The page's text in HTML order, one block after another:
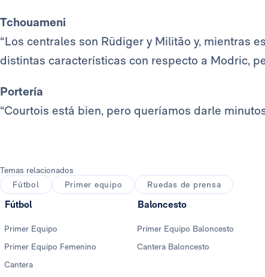
Tchouameni
“Los centrales son Rüdiger y Militão y, mientras
distintas características con respecto a Modric,
Portería
“Courtois está bien, pero queríamos darle
Temas relacionados
Fútbol
Primer equipo Ruedas de prensa
Fútbol
Primer Equipo
Primer Equipo Femenino
Cantera
Baloncesto
Primer Equipo Baloncesto
Cantera Baloncesto